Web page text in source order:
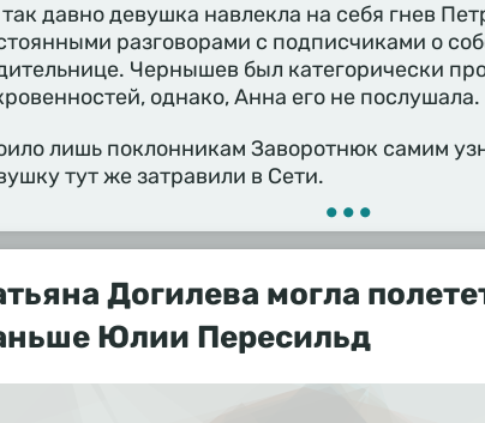
давно девушка навлекла на себя гнев
разговорами с подписчиками о
Чернышев был категорически
однако, Анна его не послушала.
лишь поклонникам Заворотнюк самим
тут же затравили в Сети.
•••
Догилева могла
Юлии Пересильд